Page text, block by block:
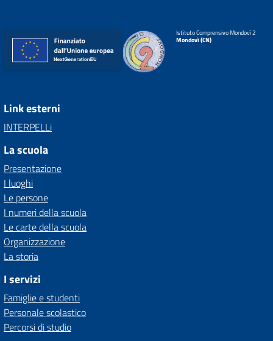
Istituto Comprensivo Mondovì 2
Mondovì (CN)
Link esterni
INTERPELLi
La scuola
Presentazione
I luoghi
Le persone
I numeri della scuola
Le carte della scuola
Organizzazione
La storia
I servizi
Famiglie e studenti
Personale scolastico
Percorsi di studio